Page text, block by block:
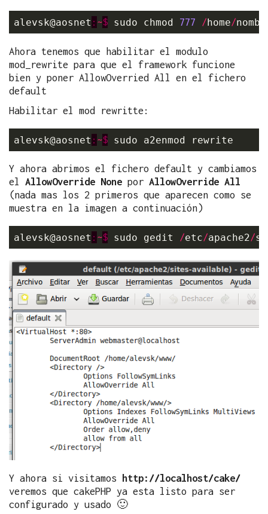
alevsk@aosnet : ~$ sudo chmod 777 / home/
Ahora tenemos que habilitar el modulo
mod_rewrite para que el framework funcione
bien y poner AllowOverried All en el fichero
default
Habilitar el mod rewritte:
alevsk@aosnet : ~$
Y ahora abrimos el fichero default y cambiamos
el AllowOverride None por AllowOverride All
(nada mas los 2 primeros que aparecen como se
muestra en la imagen a continuación)
alevsk@aosnet : ~$ sudo gedit /etc/apache2/
Y ahora si visitamos
http://localhost/cake/
veremos que cakePHP ya esta listo para ser
configurado y usado 🙂